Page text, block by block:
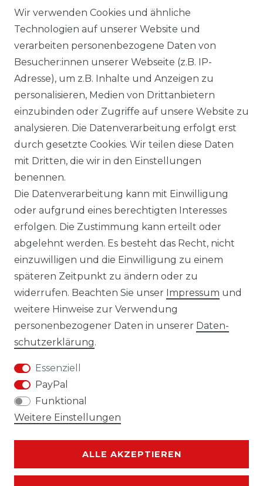
KOSTENLOSER & SCHNELLER VERSAND
LIEFERZEIT ETWA 1 BIS 3 WERKTAGE
14 TAGE RÜCKGABERECHT
Laro-Shop.de
06233-7705680
info@laro-shop.de
Montag - Freitag, 09:00 - 17:00
Widerrufs­recht
Daten­schutz­erklärung
Wir verwenden Cookies und ähnliche
Technologien auf unserer Website und
verarbeiten personenbezogene Daten von
Besucher:innen unserer Webseite (z.B. IP-
Adresse), um z.B. Inhalte und Anzeigen zu
personalisieren, Medien von Drittanbietern
einzubinden oder Zugriffe auf unsere Website zu
analysieren. Die Datenverarbeitung erfolgt erst
durch gesetzte Cookies. Wir teilen diese Daten
mit Dritten, die wir in den Einstellungen
benennen.
Die Datenverarbeitung kann mit Einwilligung
oder aufgrund eines berechtigten Interesses
erfolgen. Die Zustimmung kann erteilt oder
abgelehnt werden. Es besteht das Recht, nicht
einzuwilligen und die Einwilligung zu einem
späteren Zeitpunkt zu ändern oder zu
widerrufen. Beachten Sie unser Impressum und
weitere Hinweise zur Verwendung
personenbezogener Daten in unserer Daten­
schutz­erklärung.
Essenziell
PayPal
Funktional
Weitere Einstellungen
ALLE AKZEPTIEREN